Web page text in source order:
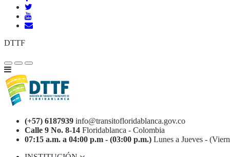
DTTF
(+57) 6187939 info@transitofloridablanca.gov.co
Calle 9 No. 8-14 Floridablanca - Colombia
07:15 a.m. a 04:00 p.m - (03:00 p.m.) Lunes a Jueves -